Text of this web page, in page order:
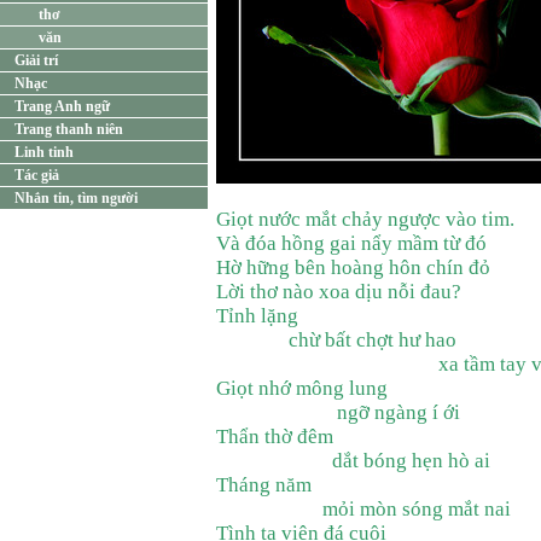
thơ
văn
Giải trí
Nhạc
Trang Anh ngữ
Trang thanh niên
Linh tinh
Tác giả
Nhắn tin, tìm người
Giọt nước mắt chảy ngược vào tim.
Và đóa hồng gai nẩy mầm từ đó
Hờ hững bên hoàng hôn chín đỏ
Lời thơ nào xoa dịu nỗi đau?
Tỉnh lặng
chừ bất chợt hư hao
xa tầm tay
Giọt nhớ mông lung
ngỡ ngàng í ới
Thẩn thờ đêm
dắt bóng hẹn hò ai
Tháng năm
mỏi mòn sóng mắt nai
Tình ta viên đá cuội